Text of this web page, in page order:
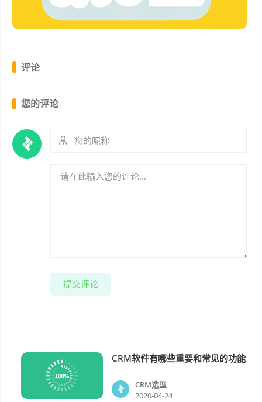
评论
您的评论
提交评论
CRM软件有哪些重要和常见的功能
CRM选型
2020-04-24